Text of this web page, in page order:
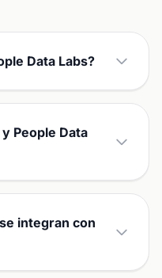
Data Labs?
People Data
integran con